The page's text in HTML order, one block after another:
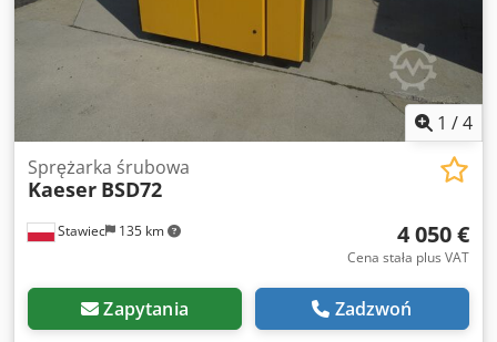
1 /4
Stawiec 135 km
Sprężarka śrubowa
Kaeser BSD72
4 050 €
Cena stała plus VAT
Zapytania Zadzwoń